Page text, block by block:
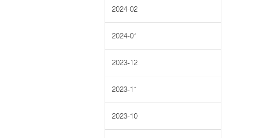
2024-02
2024-01
2023-12
2023-11
2023-10